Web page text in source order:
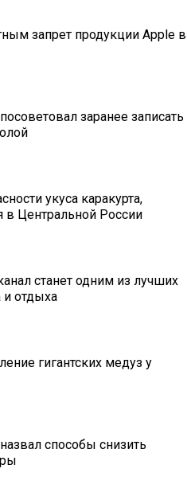
запрет продукции Apple в
заранее записать
укуса каракурта,
в Центральной России
станет одним из лучших
и отдыха
гигантских медуз у
способы снизить